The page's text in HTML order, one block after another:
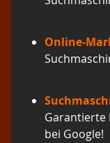
Online-
Garantierte
bei Google!